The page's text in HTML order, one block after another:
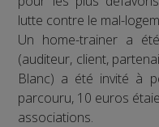
lutte contre le mal-
Un home-trainer a
(auditeur, client,
Blanc) a été invité à
parcouru, 10 euros
associations.